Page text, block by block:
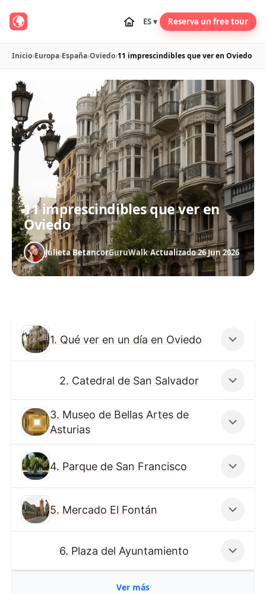
ES ▾ Reserva un free tour
Inicio›Europa›España›Oviedo›11 imprescindibles que ver en Oviedo
OVIEDO
11 imprescindibles que ver en
Oviedo
Julieta BetancorGuruWalk·Actualizado 26 Jun 2026
1. Qué ver en un día en Oviedo
2. Catedral de San Salvador
3. Museo de Bellas Artes de
Asturias
4. Parque de San Francisco
5. Mercado El Fontán
6. Plaza del Ayuntamiento
Ver más